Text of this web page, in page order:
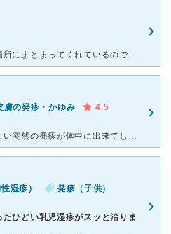
同じ建物に小児科もあり、一箇所にまとまってくれているので便利がいいです。子供と一緒にお世話になることが多いです。駐車場も近くにあり、少し台数停められるので通いやすいです。やけどでお世話になったことがあ
膚の発疹・かゆみ
4.5
帯状疱疹になる前には分からない突然の発疹が体中に出来てしまい 小山先生にかかりました。何が原因なのかわからない発疹でしたので注射と薬で数か月掛かりましたが、かゆみは初診の注射と処方された薬ですぐに治
湿疹）
発疹（子供）
ひどい乳児湿疹がスッと治りま